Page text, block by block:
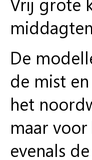
De
de mist
het
maar
evenals